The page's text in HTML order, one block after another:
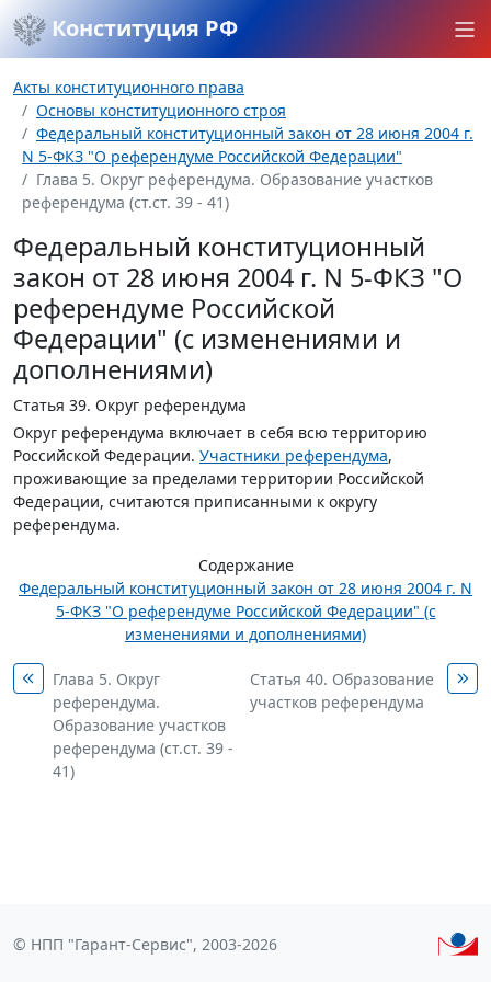
Конституция РФ
Акты конституционного права
Основы конституционного строя
Федеральный конституционный закон от 28 июня 2004 г.
N 5-ФКЗ "О референдуме Российской Федерации"
Глава 5. Округ референдума. Образование участков
референдума (ст.ст. 39 - 41)
Федеральный конституционный
закон от 28 июня 2004 г. N 5-ФКЗ "О
референдуме Российской
Федерации" (с изменениями и
дополнениями)
Статья 39. Округ референдума
Округ референдума включает в себя всю территорию
Российской Федерации. Участники референдума,
проживающие за пределами территории Российской
Федерации, считаются приписанными к округу
референдума.
Содержание
Федеральный конституционный закон от 28 июня 2004 г. N
5-ФКЗ "О референдуме Российской Федерации" (с
изменениями и дополнениями)
Глава 5. Округ
референдума.
Образование участков
референдума (ст.ст. 39 -
41)
Статья 40. Образование
участков референдума
© НПП "Гарант-Сервис", 2003-2026